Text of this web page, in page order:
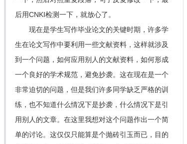
后用CNKI检测一下，就放心了。
现在是学生写作毕业论文的关键时期，许多学
生在论文写作中要利用一些文献资料，这样就涉及
到一个问题，如何应用别人的文献资料，如何形成
一个良好的学术规范，避免抄袭。这在现在是一个
非常迫切的问题，但是我们许多同学缺乏严格的训
练，也不知道什么情况下是抄袭，什么情况下是引
用别人的文章。在这里我想对这个问题作出一个简
单的讨论。这仅仅只能算是个抛砖引玉而已，目的